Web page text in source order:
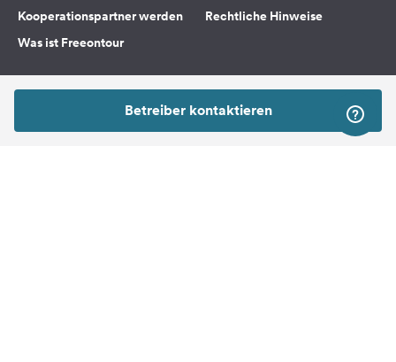
Betreiber kontaktieren
Kooperationspartner werden
Was ist Freeontour
Rechtliche Hinweise
FREEONTOUR APPS